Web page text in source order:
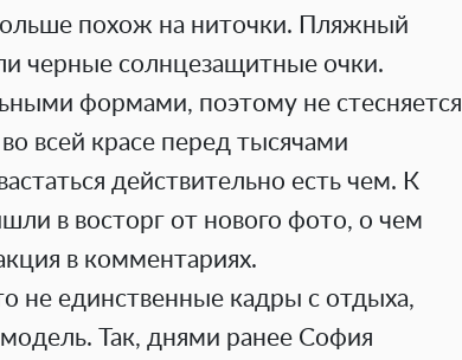
похож на ниточки. Пляжный
черные солнцезащитные очки.
формами, поэтому не стесняется
всей красе перед тысячами
действительно есть чем. К
в восторг от нового фото, о чем
в комментариях.
не единственные кадры с отдыха,
Так, днями ранее София